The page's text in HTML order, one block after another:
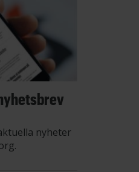
nyheter